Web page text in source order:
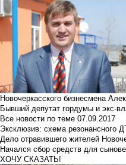
Новочеркасского бизнесмена
Бывший депутат гордумы и экс-
Все новости по теме 07.09.2017
Эксклюзив: схема резонансного
Дело отравившего жителей
Начался сбор средств для
ХОЧУ СКАЗАТЬ!